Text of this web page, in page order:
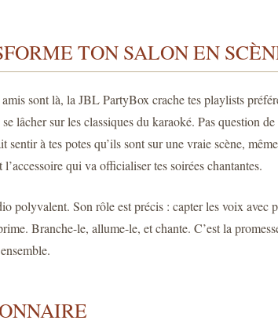
TON SALON EN
sont là, la JBL PartyBox crache tes playlists
lâcher sur les classiques du karaoké. Pas question
à tes potes qu’ils sont sur une vraie scène,
qui va officialiser tes soirées chantantes.
polyvalent. Son rôle est précis : capter les voix
Branche-le, allume-le, et chante. C’est la